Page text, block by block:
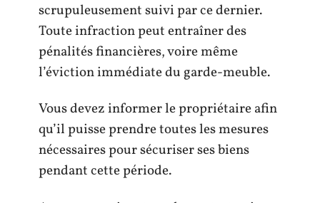
scrupuleusement suivi par ce dernier.
Toute infraction peut entraîner des
pénalités financières, voire même
l’éviction immédiate du garde-meuble.
Vous devez informer le propriétaire afin
qu’il puisse prendre toutes les mesures
nécessaires pour sécuriser ses biens
pendant cette période.